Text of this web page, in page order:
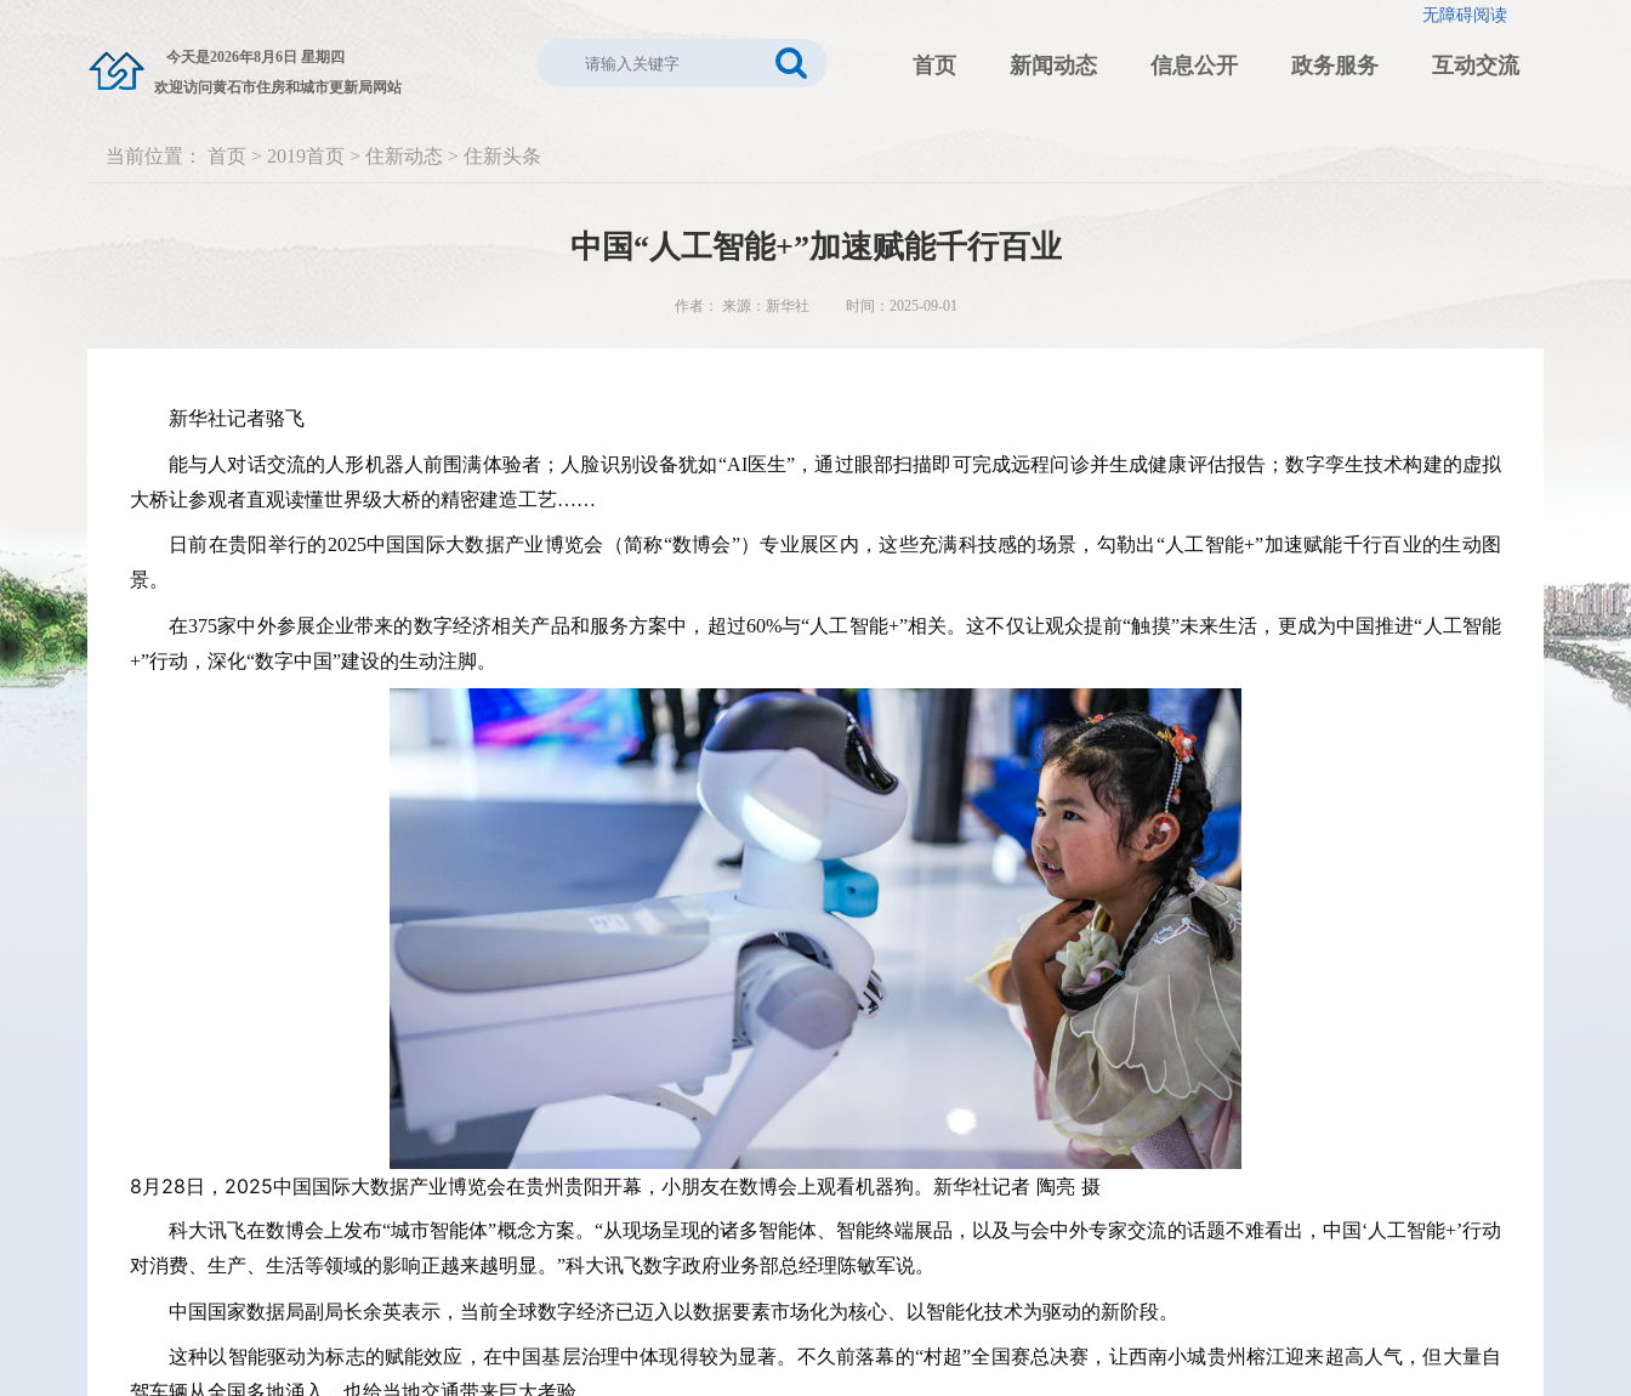
无障碍阅读
今天是2026年8月6日 星期四
欢迎访问黄石市住房和城市更新局网站
首页 新闻动态 信息公开 政务服务 互动交流
当前位置： 首页 > 2019首页 > 住新动态 > 住新头条
中国“人工智能+”加速赋能千行百业
作者： 来源：新华社 时间：2025-09-01
新华社记者骆飞
能与人对话交流的人形机器人前围满体验者；人脸识别设备犹如“AI医生”，通过眼部扫描即可完成远程问诊并生成健康评估报告；数字孪生技术构建的虚拟
大桥让参观者直观读懂世界级大桥的精密建造工艺……
日前在贵阳举行的2025中国国际大数据产业博览会（简称“数博会”）专业展区内，这些充满科技感的场景，勾勒出“人工智能+”加速赋能千行百业的生动图
景。
在375家中外参展企业带来的数字经济相关产品和服务方案中，超过60%与“人工智能+”相关。这不仅让观众提前“触摸”未来生活，更成为中国推进“人工智能
+”行动，深化“数字中国”建设的生动注脚。
8月28日，2025中国国际大数据产业博览会在贵州贵阳开幕，小朋友在数博会上观看机器狗。新华社记者 陶亮 摄
科大讯飞在数博会上发布“城市智能体”概念方案。“从现场呈现的诸多智能体、智能终端展品，以及与会中外专家交流的话题不难看出，中国‘人工智能+’行动
对消费、生产、生活等领域的影响正越来越明显。”科大讯飞数字政府业务部总经理陈敏军说。
中国国家数据局副局长余英表示，当前全球数字经济已迈入以数据要素市场化为核心、以智能化技术为驱动的新阶段。
这种以智能驱动为标志的赋能效应，在中国基层治理中体现得较为显著。不久前落幕的“村超”全国赛总决赛，让西南小城贵州榕江迎来超高人气，但大量自
驾车辆从全国多地涌入，也给当地交通带来巨大考验。